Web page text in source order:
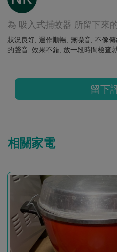
為 吸入式捕蚊器 所留下來
狀況良好, 運作順暢, 無噪音, 不像
的聲音, 效果不錯, 放一段時間檢查
留下
相關家電